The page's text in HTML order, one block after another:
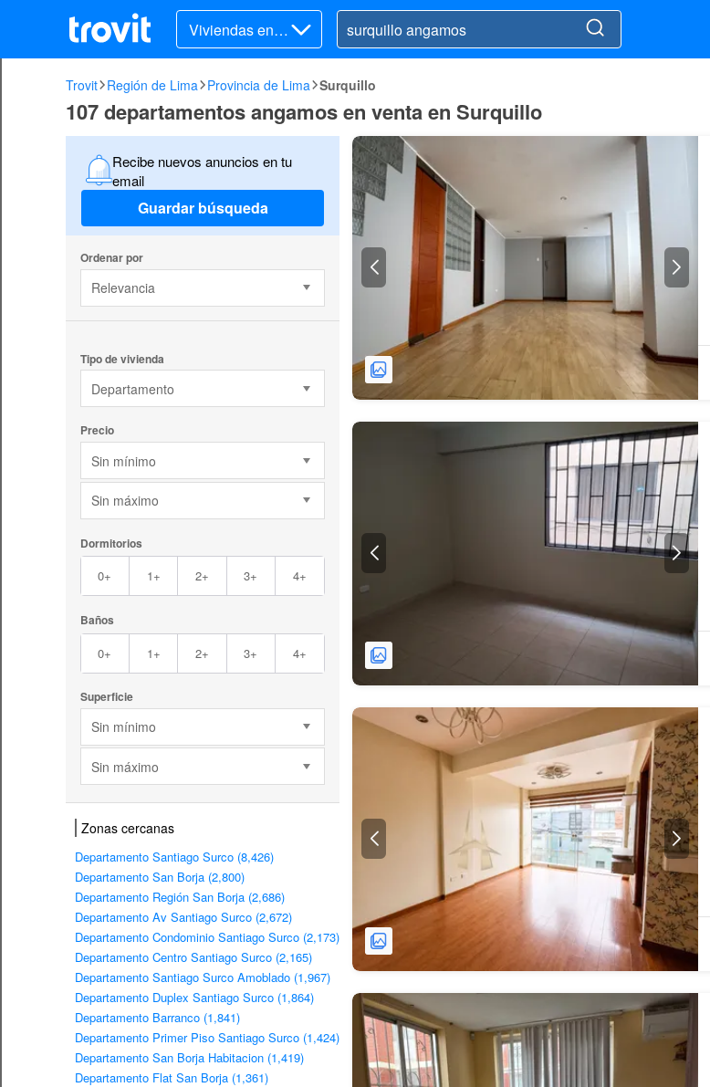
Viviendas en v
enta
Trovit Región de Lima Provincia de Lima Surquillo
107 departamentos angamos en venta en Surquillo
Recibe nuevos anuncios en tu
email
Guardar búsqueda
Ordenar por
Relevancia
Tipo de vivienda
Departamento
Precio
Sin mínimo
Sin máximo
Dormitorios
0+ 1+ 2+ 3+ 4+
Baños
0+ 1+ 2+ 3+ 4+
Superficie
Sin mínimo
Sin máximo
Zonas cercanas
Departamento Santiago Surco (8,426)
Departamento San Borja (2,800)
Departamento Región San Borja (2,686)
Departamento Av Santiago Surco (2,672)
Departamento Condominio Santiago Surco (2,173)
Departamento Centro Santiago Surco (2,165)
Departamento Santiago Surco Amoblado (1,967)
Departamento Duplex Santiago Surco (1,864)
Departamento Barranco (1,841)
Departamento Primer Piso Santiago Surco (1,424)
Departamento San Borja Habitacion (1,419)
Departamento Flat San Borja (1,361)